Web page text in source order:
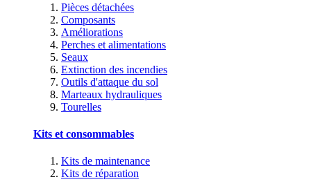
Pièces détachées
Composants
Améliorations
Perches et alimentations
Seaux
Extinction des incendies
Outils d'attaque du sol
Marteaux hydrauliques
Tourelles
Kits et consommables
Kits de maintenance
Kits de réparation